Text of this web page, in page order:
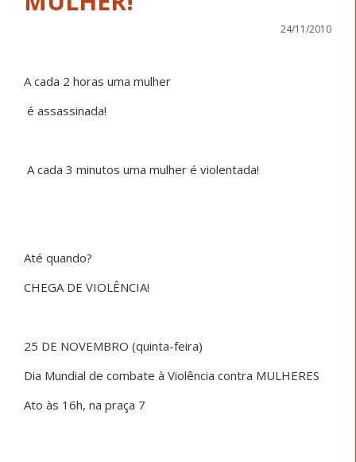
24/11/2010
A cada 2 horas uma mulher
é assassinada!
A cada 3 minutos uma mulher é violentada!
Até quando?
CHEGA DE VIOLÊNCIA!
25 DE NOVEMBRO (quinta-feira)
Dia Mundial de combate à Violência contra MULHERES
Ato às 16h, na praça 7